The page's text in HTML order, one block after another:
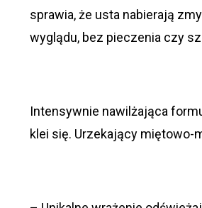
sprawia, że usta nabierają
wyglądu, bez pieczenia czy
Intensywnie nawilżająca
klei się. Urzekający miętowo-